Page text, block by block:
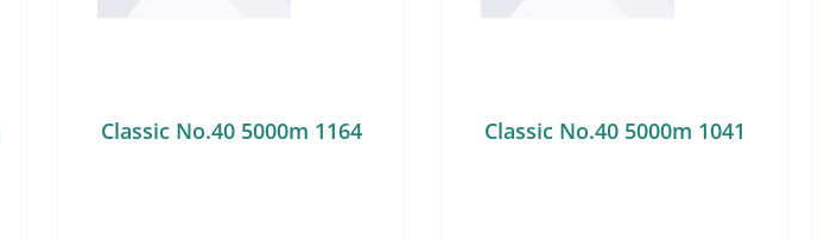
Classic No.40 5000m 1164 Classic No.40 5000m 1041